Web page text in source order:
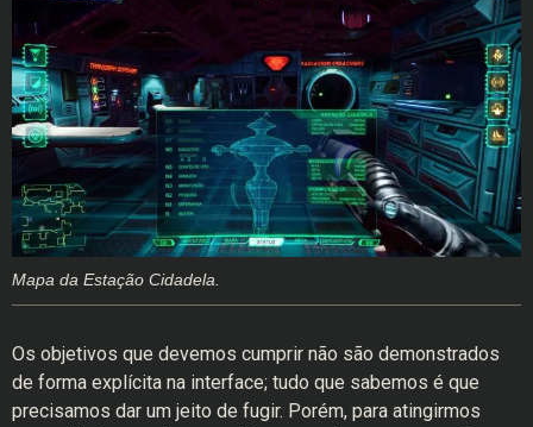
Mapa da Estação Cidadela.
Os objetivos que devemos cumprir não são demonstrados
de forma explícita na interface; tudo que sabemos é que
precisamos dar um jeito de fugir. Porém, para atingirmos